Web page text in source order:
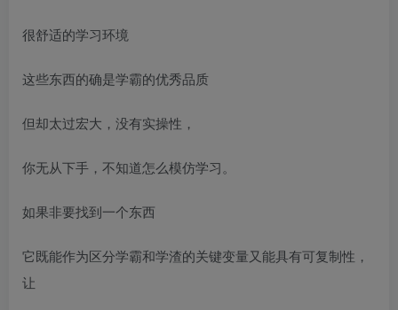
很舒适的学习环境
这些东西的确是学霸的优秀品质
但却太过宏大，没有实操性，
你无从下手，不知道怎么模仿学习。
如果非要找到一个东西
它既能作为区分学霸和学渣的关键变量又能具有可复制性，
让